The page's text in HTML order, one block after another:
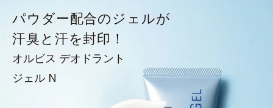
パウダー配合のジェルが
汗臭と汗を封印！
オルビス デオドラント
ジェル N